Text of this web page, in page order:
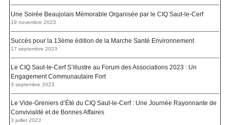
Une Soirée Beaujolais Mémorable Organisée par le CIQ Saut-le-Cerf
19 novembre 2023
Succès pour la 13ème édition de la Marche Santé Environnement
17 septembre 2023
Le CIQ Saut-le-Cerf S’illustre au Forum des Associations 2023 : Un
Engagement Communautaire Fort
3 septembre 2023
Le Vide-Greniers d’Été du CIQ Saut-le-Cerf : Une Journée Rayonnante de
Convivialité et de Bonnes Affaires
3 juillet 2023